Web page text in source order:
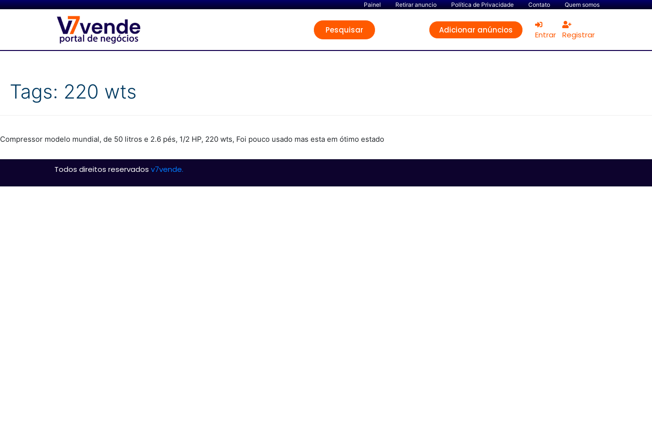
Painel Retirar anuncio Política de Privacidade Contato Quem somos
Pesquisar Adicionar anúncios Entrar Registrar
Tags: 220 wts
Compressor modelo mundial, de 50 litros e 2.6 pés, 1/2 HP, 220 wts, Foi pouco usado mas esta em ótimo estado
Todos direitos reservados v7vende.